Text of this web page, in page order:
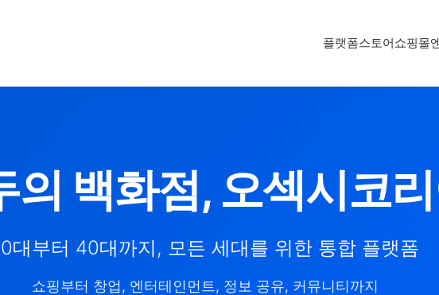
플랫폼스토어쇼핑몰
의 백화점, 오섹시코
대부터 40대까지, 모든 세대를 위한 통합 플랫폼
쇼핑부터 창업, 엔터테인먼트, 정보 공유, 커뮤니티까지